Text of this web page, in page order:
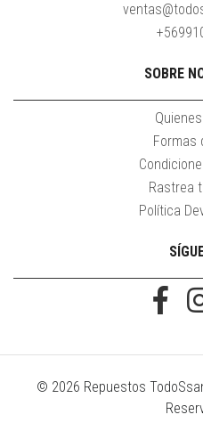
SOBRE
Formas
Rastrea
Política
© 2026 Repuestos